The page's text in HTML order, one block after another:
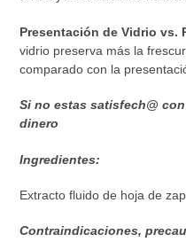
Presentación de Vidrio vs.
vidrio preserva más la
comparado con la
Si no estas satisfech@
dinero
Ingredientes:
Extracto fluido de hoja de
Contraindicaciones,